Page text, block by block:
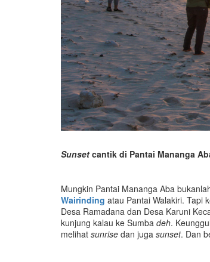
Sunset cantik di Pantai Mananga
Mungkin Pantai Mananga Aba
Wairinding atau Pantai Walakiri. Tapi
Desa Ramadana dan Desa Karuni
kunjung kalau ke Sumba deh.
melihat sunrise dan juga sunset. Dan